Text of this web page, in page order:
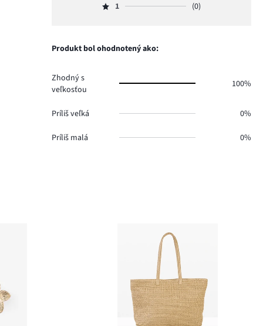
hlasov
počet
2,
0.
Hodnotenie
hlasov
1 (0)
Produkt bol ohodnotený ako:
Zhodný s
veľkosťou
100%
Príliš veľká 0%
Príliš malá 0%